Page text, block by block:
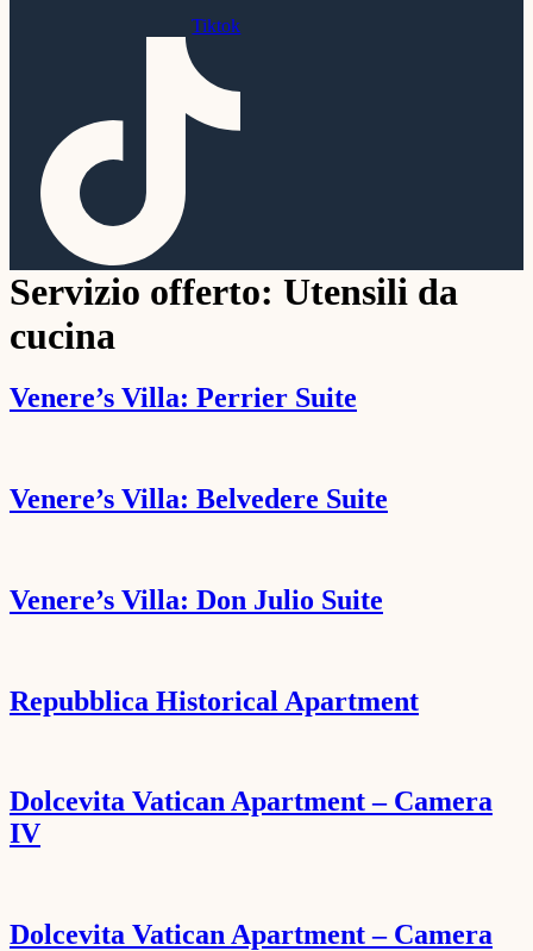
Tiktok
Servizio offerto: Utensili da
cucina
Venere’s Villa: Perrier Suite
Venere’s Villa: Belvedere Suite
Venere’s Villa: Don Julio Suite
Repubblica Historical Apartment
Dolcevita Vatican Apartment – Camera
IV
Dolcevita Vatican Apartment – Camera